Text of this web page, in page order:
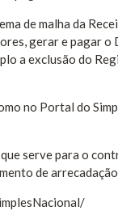
de malha da
gerar e pagar o
a exclusão do
no Portal do
serve para o
de